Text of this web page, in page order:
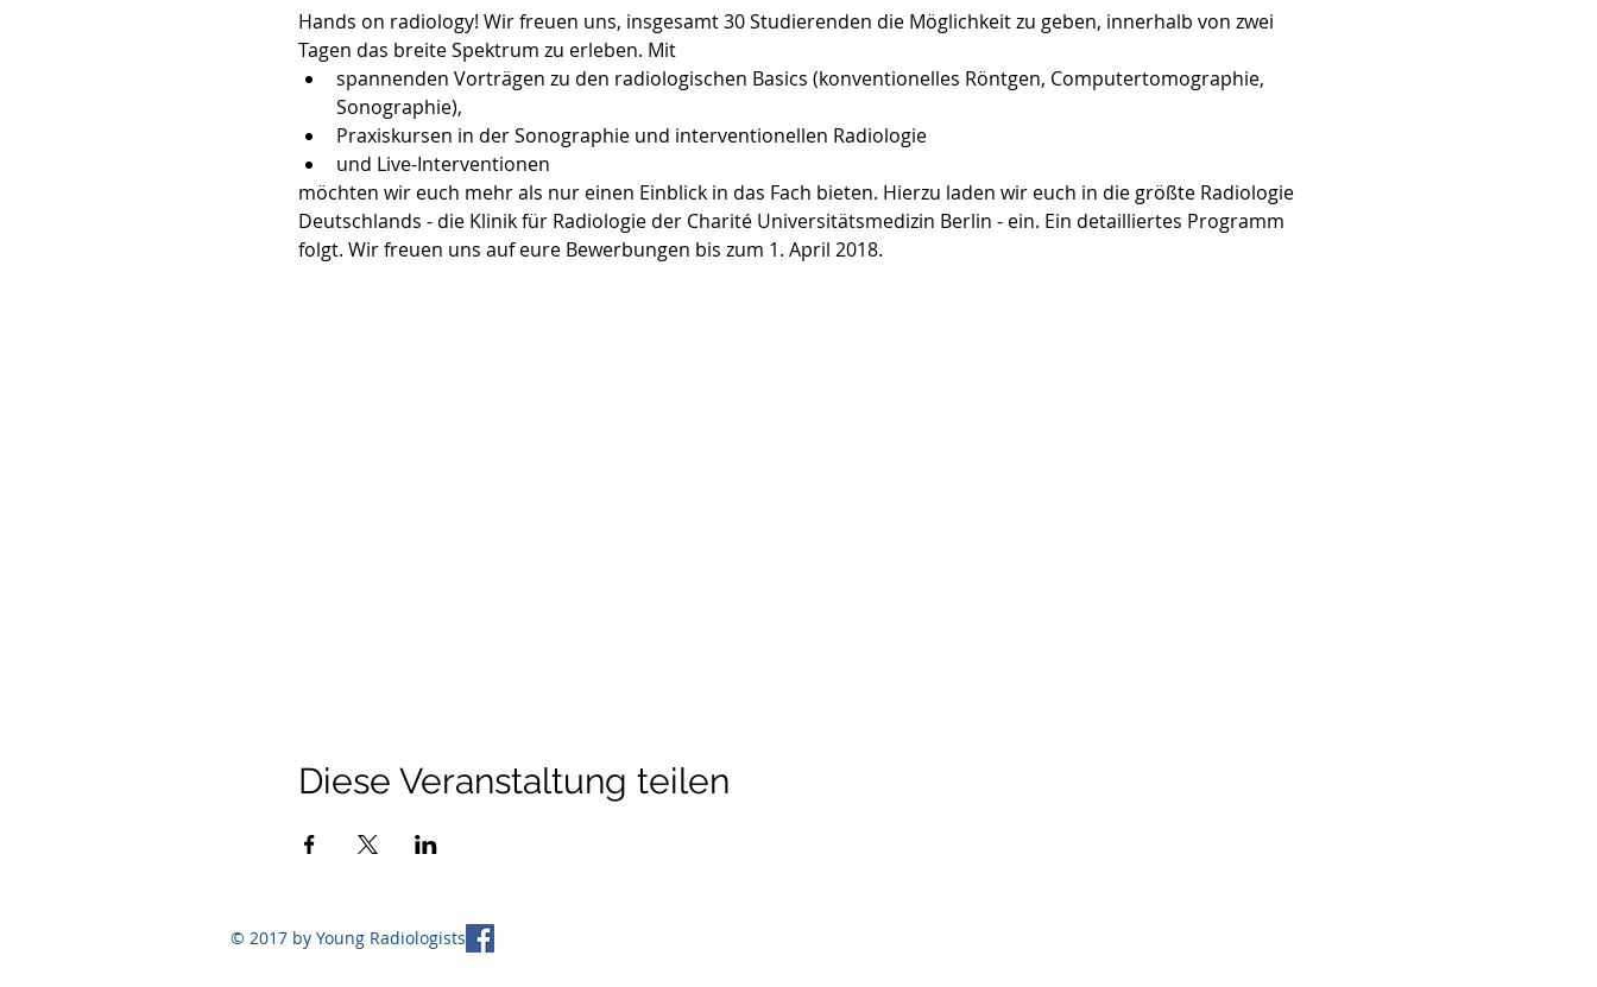
Hands on radiology! Wir freuen uns, insgesamt 30 Studierenden die Möglichkeit zu geben, innerhalb von zwei
Tagen das breite Spektrum zu erleben. Mit
spannenden Vorträgen zu den radiologischen Basics (konventionelles Röntgen, Computertomographie,
Sonographie),
Praxiskursen in der Sonographie und interventionellen Radiologie
und Live-Interventionen
möchten wir euch mehr als nur einen Einblick in das Fach bieten. Hierzu laden wir euch in die größte Radiologie
Deutschlands - die Klinik für Radiologie der Charité Universitätsmedizin Berlin - ein. Ein detailliertes Programm
folgt. Wir freuen uns auf eure Bewerbungen bis zum 1. April 2018.
Diese Veranstaltung teilen
© 2017 by Young Radiologists